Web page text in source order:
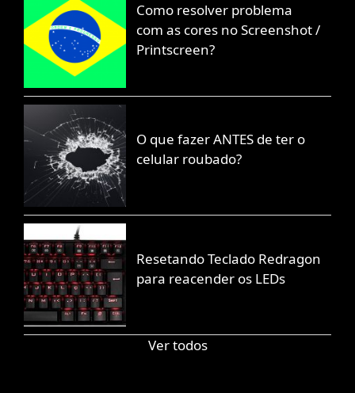
Como resolver problema
com as cores no Screenshot /
Printscreen?
O que fazer ANTES de ter o
celular roubado?
Resetando Teclado Redragon
para reacender os LEDs
Ver todos